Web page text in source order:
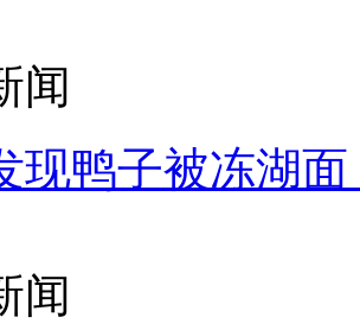
闻
现鸭子被冻湖
闻